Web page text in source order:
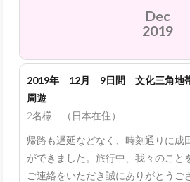
Dec
2019
2019年 12月 9日間 文化三角地帯
周遊
2名様 （日本在住）
帰路も遅延などなく、時刻通りに成
ができました。旅行中、我々のこと
ご連絡をいただき誠にありがとうご